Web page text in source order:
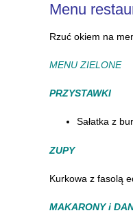
Menu
Rzuć okiem na
MENU ZIELONE
PRZYSTAWKI
Sałatka z
ZUPY
Kurkowa z fasolą
MAKARONY i